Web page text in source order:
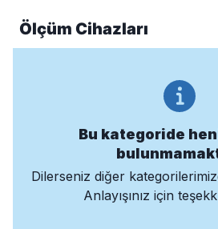
Ölçüm Cihazları
Bu kategoride
Dilerseniz diğer
Anlayışınız için